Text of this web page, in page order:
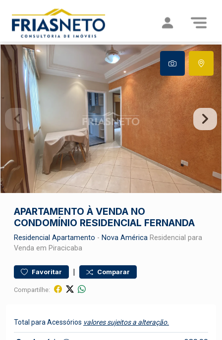
APARTAMENTO À VENDA NO
CONDOMÍNIO RESIDENCIAL FERNANDA
Residencial Apartamento - Nova América Residencial para
Venda em Piracicaba
Favoritar | Comparar
Compartilhe:
Total para Acessórios valores sujeitos a alteração.